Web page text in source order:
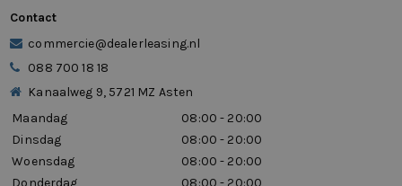
Contact
commercie@dealerleasing.nl
088 700 18 18
Kanaalweg 9, 5721 MZ Asten
Maandag
08:00 - 20:00
Dinsdag
08:00 - 20:00
Woensdag
08:00 - 20:00